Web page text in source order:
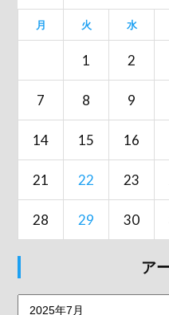
月 火 水
1 2
7 8 9
14 15 16
21 22 23
28 29 30
ア